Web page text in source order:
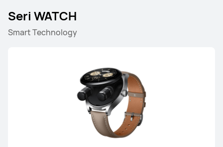
Seri WATCH
Smart Technology